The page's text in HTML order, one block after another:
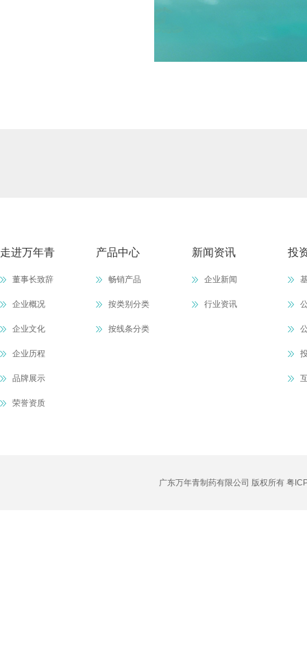
走进万年青
董事长致辞
企业概况
企业文化
企业历程
品牌展示
荣誉资质
产品中心
畅销产品
按类别分类
按线条分类
新闻资讯
企业新闻
行业资讯
投
广东万年青制药有限公司 版权所有 粤